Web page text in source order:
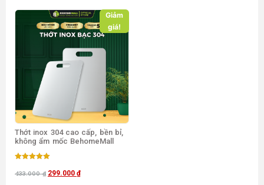
Giảm
giá!
Thớt inox 304 cao cấp, bền bỉ,
không ẩm mốc BehomeMall
hạng
433.000₫ 299.000 ₫